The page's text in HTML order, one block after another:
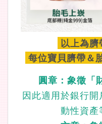
以上為臍
每位寶貝臍帶＆
圓章：象徵「
因此適用於銀行
動性資產